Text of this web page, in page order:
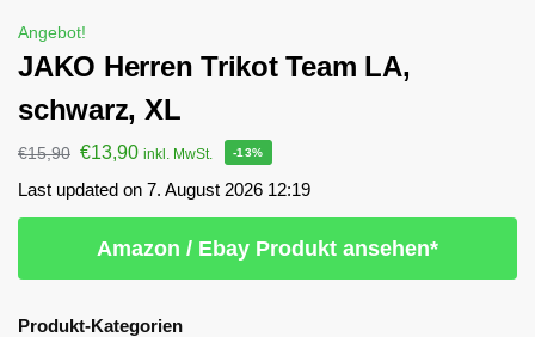
Angebot!
JAKO Herren Trikot Team LA,
schwarz, XL
€15,90 €13,90 inkl. MwSt. -13%
Last updated on 7. August 2026 12:19
Amazon / Ebay Produkt ansehen*
Produkt-Kategorien